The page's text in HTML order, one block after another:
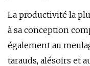
La productivité la
à sa conception
également au
tarauds, alésoirs et